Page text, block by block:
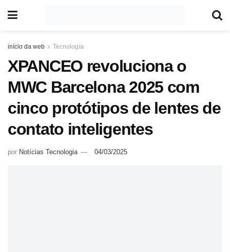
início da web Tecnologia
XPANCEO revoluciona o
MWC Barcelona 2025 com
cinco protótipos de lentes de
contato inteligentes
por Notícias Tecnologia 04/03/2025